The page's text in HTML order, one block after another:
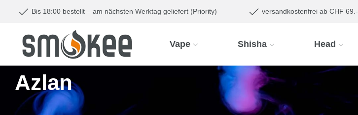
Bis 18:00 bestellt – am nächsten Werktag geliefert (Priority) versandkostenfrei ab CHF 69.-
Vape Shisha Head
Azlan